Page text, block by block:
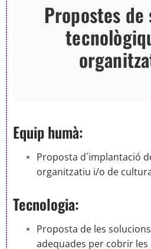
Propostes
Equip humà:
Proposta d´implantació
organitzatiu i/o de
Tecnologia:
Proposta de les
adequades per cobrir les